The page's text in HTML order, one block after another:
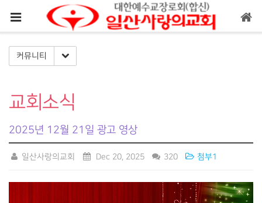
커뮤니티 Toggle Dropdown
교회소식
2025년 12월 21일 광고 영상
일산사랑의교회 Dec 20, 2025 320 첨부1